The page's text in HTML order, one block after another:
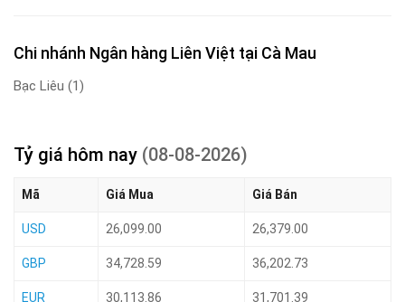
Chi nhánh Ngân hàng Liên Việt tại Cà Mau
Bạc Liêu (1)
Tỷ giá hôm nay (08-08-2026)
Mã Giá Mua Giá Bán
USD 26,099.00 26,379.00
GBP 34,728.59 36,202.73
EUR 30,113.86 31,701.39